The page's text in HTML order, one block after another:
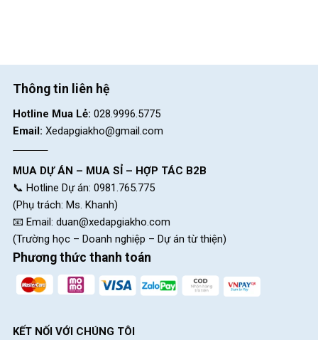
Thông tin liên hệ
Hotline Mua Lẻ: 028.9996.5775
Email: Xedapgiakho@gmail.com
MUA DỰ ÁN – MUA SỈ – HỢP TÁC B2B
📞 Hotline Dự án: 0981.765.775
(Phụ trách: Ms. Khanh)
📧 Email: duan@xedapgiakho.com
(Trường học – Doanh nghiệp – Dự án từ thiện)
Phương thức thanh toán
KẾT NỐI VỚI CHÚNG TÔI